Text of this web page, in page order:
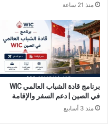
منذ 21 ساعة
برنامج قادة الشباب العالمي WIC
في الصين | دعم السفر والإقامة
منذ 3 أسابيع